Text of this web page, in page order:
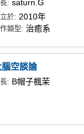
: saturn.G
於: 2010年
類型: 治癒系
腦空談論
: B帽子楓茉